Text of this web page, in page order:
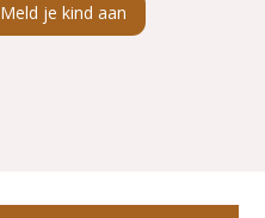
Meld je kind aan